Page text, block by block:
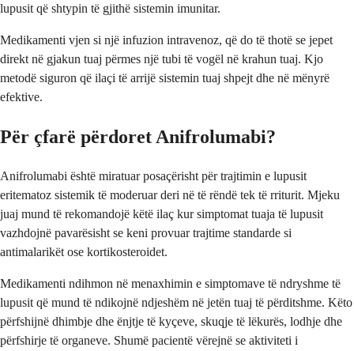
lupusit që shtypin të gjithë sistemin imunitar.
Medikamenti vjen si një infuzion intravenoz, që do të thotë se jepet
direkt në gjakun tuaj përmes një tubi të vogël në krahun tuaj. Kjo
metodë siguron që ilaçi të arrijë sistemin tuaj shpejt dhe në mënyrë
efektive.
Për çfarë përdoret Anifrolumabi?
Anifrolumabi është miratuar posaçërisht për trajtimin e lupusit
eritematoz sistemik të moderuar deri në të rëndë tek të rriturit. Mjeku
juaj mund të rekomandojë këtë ilaç kur simptomat tuaja të lupusit
vazhdojnë pavarësisht se keni provuar trajtime standarde si
antimalarikët ose kortikosteroidet.
Medikamenti ndihmon në menaxhimin e simptomave të ndryshme të
lupusit që mund të ndikojnë ndjeshëm në jetën tuaj të përditshme. Këto
përfshijnë dhimbje dhe ënjtje të kyçeve, skuqje të lëkurës, lodhje dhe
përfshirje të organeve. Shumë pacientë vërejnë se aktiviteti i